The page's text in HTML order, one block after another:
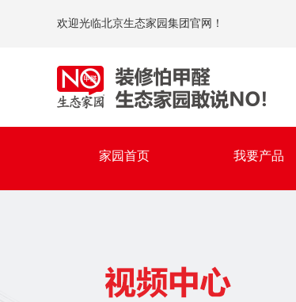
欢迎光临北京生态家园集团官网！
家园首页 我要产品